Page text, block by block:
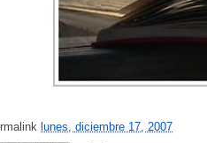
lunes, diciembre 17, 2007